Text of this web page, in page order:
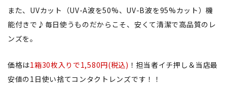
また、UVカット（UV-A波を50%、UV-B波を95%カット）機
能付きで♪毎日使うものだからこそ、安くて清潔で高品質のレ
ンズを。
価格は1箱30枚入りで1,580円(税込) ！担当者イチ押し＆当店最
安値の1日使い捨てコンタクトレンズです！！